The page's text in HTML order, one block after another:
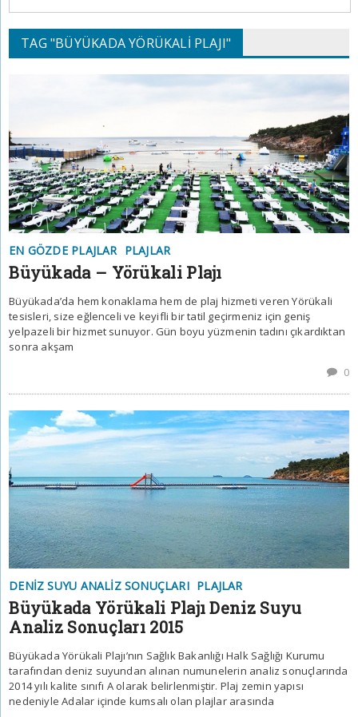
TAG "BÜYÜKADA YÖRÜKALI PLAJI"
EN GÖZDE PLAJLAR PLAJLAR
Büyükada – Yörükali Plajı
Büyükada’da hem konaklama hem de plaj hizmeti veren Yörükali
tesisleri, size eğlenceli ve keyifli bir tatil geçirmeniz için geniş
yelpazeli bir hizmet sunuyor. Gün boyu yüzmenin tadını çıkardıktan
sonra akşam
0
DENIZ SUYU ANALIZ SONUÇLARI PLAJLAR
Büyükada Yörükali Plajı Deniz Suyu
Analiz Sonuçları 2015
Büyükada Yörükali Plajı’nın Sağlık Bakanlığı Halk Sağlığı Kurumu
tarafından deniz suyundan alınan numunelerin analiz sonuçlarında
2014 yılı kalite sınıfı A olarak belirlenmiştir. Plaj zemin yapısı
nedeniyle Adalar içinde kumsalı olan plajlar arasında